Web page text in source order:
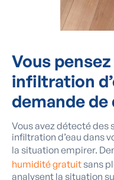
Vous
infiltration
demande
Vous avez détecté des
infiltration d’eau dans
la situation empirer.
humidité gratuitsans
analysent la situation